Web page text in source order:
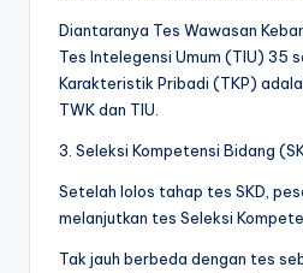
Diantaranya Tes Wawasan
Tes Intelegensi Umum (TIU) 35
Karakteristik Pribadi (TKP)
TWK dan TIU.
3. Seleksi Kompetensi Bidang
Setelah lolos tahap tes SKD,
melanjutkan tes Seleksi
Tak jauh berbeda dengan tes